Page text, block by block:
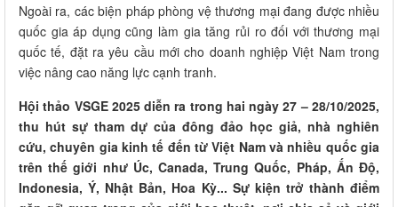
Ngoài ra, các biện pháp phòng vệ thương mại đang được nhiều
quốc gia áp dụng cũng làm gia tăng rủi ro đối với thương mại
quốc tế, đặt ra yêu cầu mới cho doanh nghiệp Việt Nam trong
việc nâng cao năng lực cạnh tranh.
Hội thảo VSGE 2025 diễn ra trong hai ngày 27 – 28/10/2025,
thu hút sự tham dự của đông đảo học giả, nhà nghiên
cứu, chuyên gia kinh tế đến từ Việt Nam và nhiều quốc gia
trên thế giới như Úc, Canada, Trung Quốc, Pháp, Ấn Độ,
Indonesia, Ý, Nhật Bản, Hoa Kỳ... Sự kiện trở thành điểm